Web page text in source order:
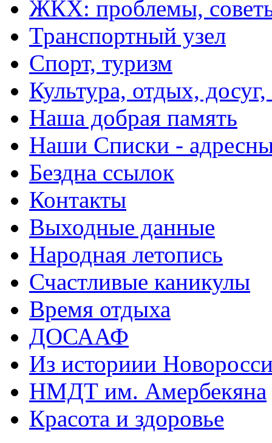
ЖКХ: проблемы,
Транспортный узел
Спорт, туризм
Культура, отдых,
Наша добрая память
Наши Списки -
Бездна ссылок
Контакты
Выходные данные
Народная летопись
Счастливые каникулы
Время отдыха
ДОСААФ
Из историии
НМДТ им. Амербекяна
Красота и здоровье